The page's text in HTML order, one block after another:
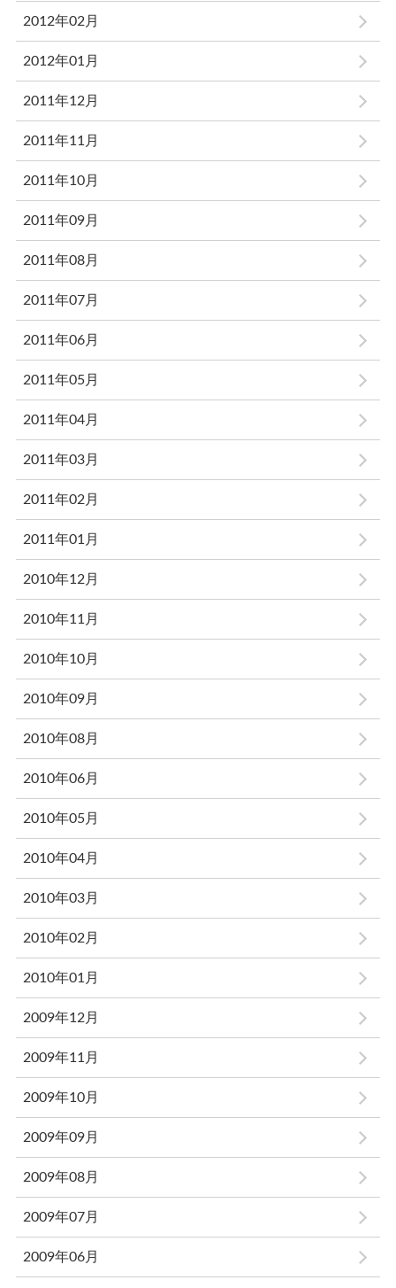
2012年02月
2012年01月
2011年12月
2011年11月
2011年10月
2011年09月
2011年08月
2011年07月
2011年06月
2011年05月
2011年04月
2011年03月
2011年02月
2011年01月
2010年12月
2010年11月
2010年10月
2010年09月
2010年08月
2010年06月
2010年05月
2010年04月
2010年03月
2010年02月
2010年01月
2009年12月
2009年11月
2009年10月
2009年09月
2009年08月
2009年07月
2009年06月